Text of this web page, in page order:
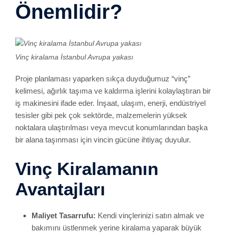
Önemlidir?
Vinç kiralama İstanbul Avrupa yakası
Proje planlaması yaparken sıkça duyduğumuz “vinç”
kelimesi, ağırlık taşıma ve kaldırma işlerini kolaylaştıran bir
iş makinesini ifade eder. İnşaat, ulaşım, enerji, endüstriyel
tesisler gibi pek çok sektörde, malzemelerin yüksek
noktalara ulaştırılması veya mevcut konumlarından başka
bir alana taşınması için vincin gücüne ihtiyaç duyulur.
Vinç Kiralamanın
Avantajları
Maliyet Tasarrufu: Kendi vinçlerinizi satın almak ve
bakımını üstlenmek yerine kiralama yaparak büyük